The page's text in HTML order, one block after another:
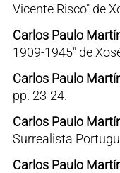
Vicente Risco" de
Carlos Paulo
1909-1945" de
Carlos Paulo
pp. 23-24.
Carlos Paulo
Surrealista
Carlos Paulo